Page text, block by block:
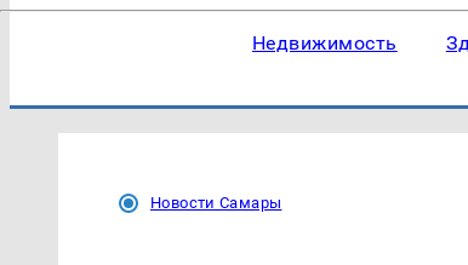
Недвижимость
Новости Самары